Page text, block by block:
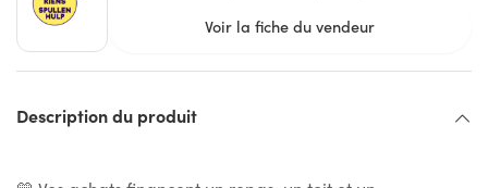
Voir la fiche du vendeur
Description du produit